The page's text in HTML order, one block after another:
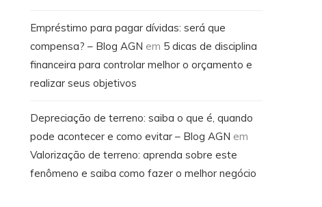
Empréstimo para pagar dívidas: será que
compensa? – Blog AGN em 5 dicas de disciplina
financeira para controlar melhor o orçamento e
realizar seus objetivos
Depreciação de terreno: saiba o que é, quando
pode acontecer e como evitar – Blog AGN em
Valorização de terreno: aprenda sobre este
fenômeno e saiba como fazer o melhor negócio